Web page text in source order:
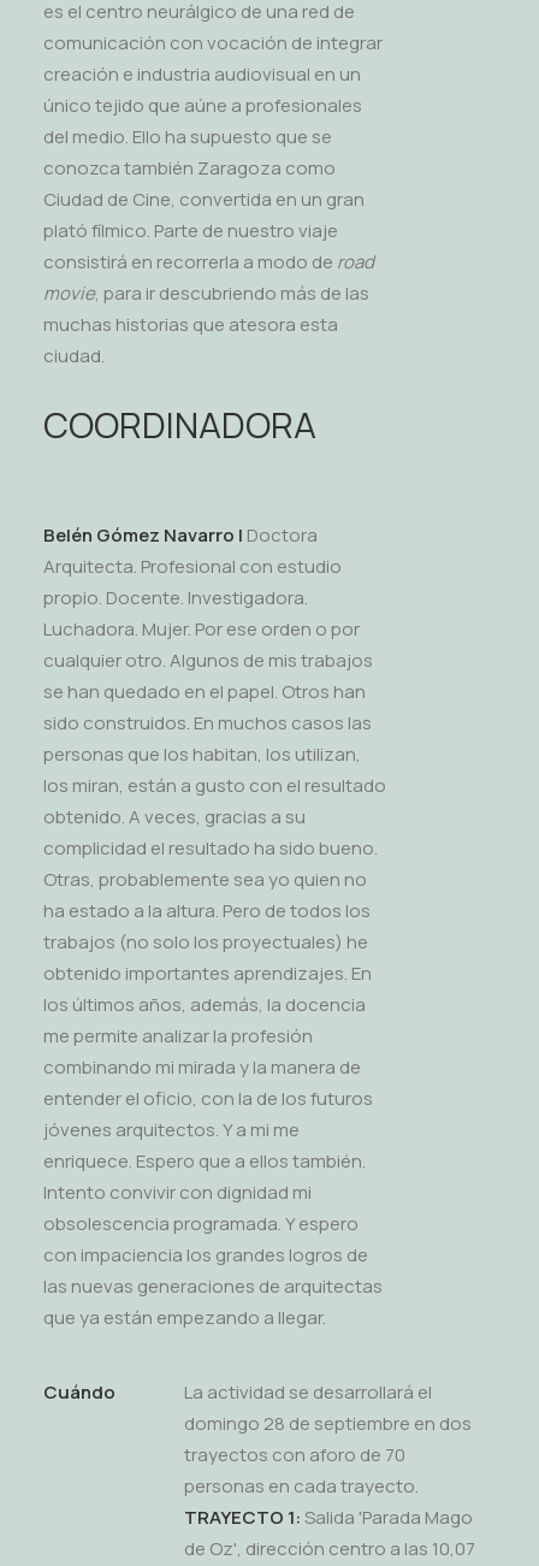
es el centro neurálgico de una red de
comunicación con vocación de integrar
creación e industria audiovisual en un
único tejido que aúne a profesionales
del medio. Ello ha supuesto que se
conozca también Zaragoza como
Ciudad de Cine, convertida en un gran
plató fílmico. Parte de nuestro viaje
consistirá en recorrerla a modo de road
movie, para ir descubriendo más de las
muchas historias que atesora esta
ciudad.
COORDINADORA
Belén Gómez Navarro | Doctora
Arquitecta. Profesional con estudio
propio. Docente. Investigadora.
Luchadora. Mujer. Por ese orden o por
cualquier otro. Algunos de mis trabajos
se han quedado en el papel. Otros han
sido construidos. En muchos casos las
personas que los habitan, los utilizan,
los miran, están a gusto con el resultado
obtenido. A veces, gracias a su
complicidad el resultado ha sido bueno.
Otras, probablemente sea yo quien no
ha estado a la altura. Pero de todos los
trabajos (no solo los proyectuales) he
obtenido importantes aprendizajes. En
los últimos años, además, la docencia
me permite analizar la profesión
combinando mi mirada y la manera de
entender el oficio, con la de los futuros
jóvenes arquitectos. Y a mi me
enriquece. Espero que a ellos también.
Intento convivir con dignidad mi
obsolescencia programada. Y espero
con impaciencia los grandes logros de
las nuevas generaciones de arquitectas
que ya están empezando a llegar.
Cuándo
La actividad se desarrollará el
domingo 28 de septiembre en dos
trayectos con aforo de 70
personas en cada trayecto.
TRAYECTO 1:Salida 'Parada Mago
de Oz', dirección centro a las 10,07